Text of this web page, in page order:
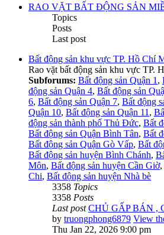
RAO VẶT BẤT ĐỘNG SẢN
Topics
Posts
Last post
Bất động sản khu vực TP. Hồ Chí
Rao vặt bất động sản khu vực TP.
Subforums: Bất động sản Quận 1 ,
động sản Quận 4, Bất động sản
6, Bất động sản Quận 7, Bất động
Quận 10, Bất động sản Quận 11 ,
động sản thành phố Thủ Đức, Bất
Bất động sản Quận Bình Tân, Bất
Bất động sản Quận Gò Vấp, Bất
Bất động sản huyện Bình Chánh,
Môn, Bất động sản huyện Cần Giờ,
Chi, Bất động sản huyện Nhà bè
3358 Topics
3358 Posts
Last post CHỦ GẤP BÁN
by truongphong6879 View
Thu Jan 22, 2026 9:00 pm